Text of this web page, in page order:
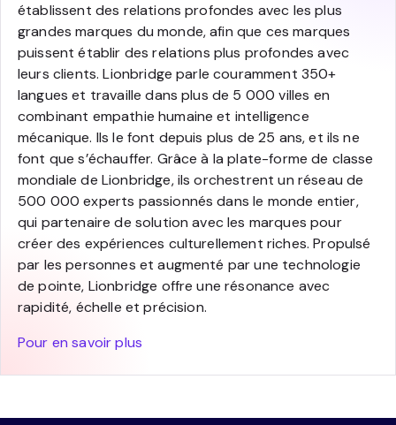
établissent des relations profondes avec les plus
grandes marques du monde, afin que ces marques
puissent établir des relations plus profondes avec
leurs clients. Lionbridge parle couramment 350+
langues et travaille dans plus de 5 000 villes en
combinant empathie humaine et intelligence
mécanique. Ils le font depuis plus de 25 ans, et ils ne
font que s’échauffer. Grâce à la plate-forme de classe
mondiale de Lionbridge, ils orchestrent un réseau de
500 000 experts passionnés dans le monde entier,
qui partenaire de solution avec les marques pour
créer des expériences culturellement riches. Propulsé
par les personnes et augmenté par une technologie
de pointe, Lionbridge offre une résonance avec
rapidité, échelle et précision.
Pour en savoir plus